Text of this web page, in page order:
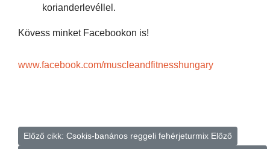
korianderlevéllel.
Kövess minket Facebookon is!
www.facebook.com/muscleandfitnesshungary
Előző cikk: Csokis-banános reggeli fehérjeturmix Előző